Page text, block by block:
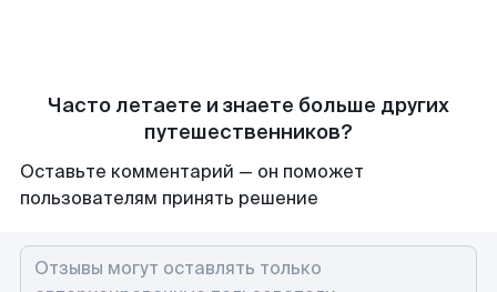
Часто летаете и знаете больше других
путешественников?
Оставьте комментарий — он поможет
пользователям принять решение